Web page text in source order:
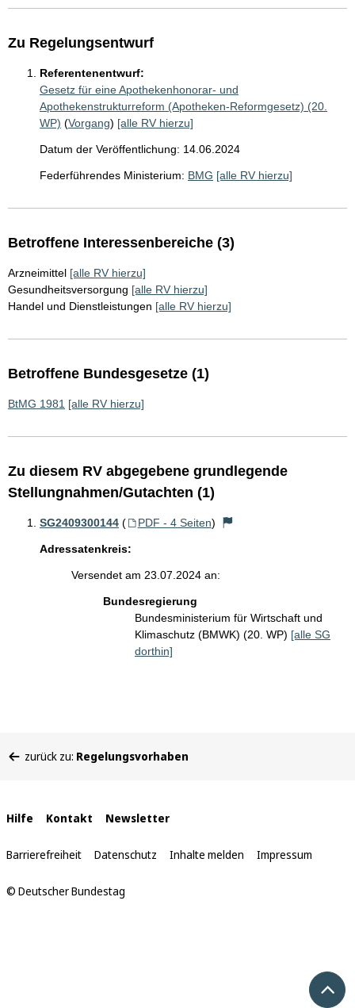
Zu Regelungsentwurf
Referentenentwurf:
Gesetz für eine Apothekenhonorar- und
Apothekenstrukturreform (Apotheken-Reformgesetz) (20.
WP) (Vorgang) [alle RV hierzu]
Datum der Veröffentlichung: 14.06.2024
Federführendes Ministerium: BMG [alle RV hierzu]
Betroffene Interessenbereiche (3)
Arzneimittel [alle RV hierzu]
Gesundheitsversorgung [alle RV hierzu]
Handel und Dienstleistungen [alle RV hierzu]
Betroffene Bundesgesetze (1)
BtMG 1981 [alle RV hierzu]
Zu diesem RV abgegebene grundlegende
Stellungnahmen/Gutachten (1)
SG2409300144 ( PDF - 4 Seiten)
Adressatenkreis:
Versendet am 23.07.2024 an:
Bundesregierung
Bundesministerium für Wirtschaft und
Klimaschutz (BMWK) (20. WP) [alle SG
dorthin]
befinden
zurück zu: Regelungsvorhaben
Interne
Links
Hilfe Kontakt Newsletter
Barrierefreiheit Datenschutz Inhalte melden Impressum
© Deutscher Bundestag